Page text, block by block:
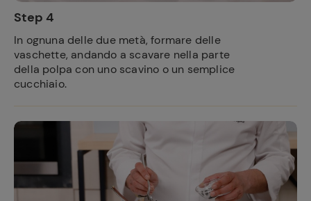
Step 4
In ognuna delle due metà, formare delle
vaschette, andando a scavare nella parte
della polpa con uno scavino o un semplice
cucchiaio.